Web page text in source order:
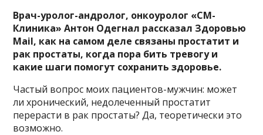
Врач-уролог-андролог, онкоуролог «СМ-
Клиника» Антон Одегнал рассказал Здоровью
Mail, как на самом деле связаны простатит и
рак простаты, когда пора бить тревогу и
какие шаги помогут сохранить здоровье.
Частый вопрос моих пациентов-мужчин: может
ли хронический, недолеченный простатит
перерасти в рак простаты? Да, теоретически это
возможно.